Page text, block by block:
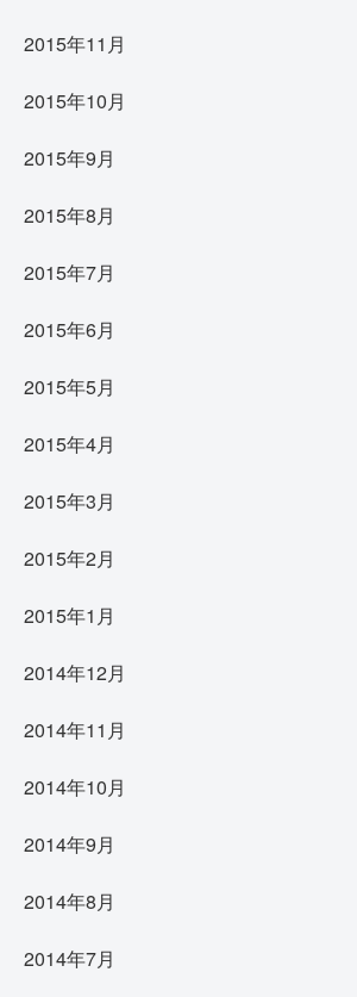
2015年11月
2015年10月
2015年9月
2015年8月
2015年7月
2015年6月
2015年5月
2015年4月
2015年3月
2015年2月
2015年1月
2014年12月
2014年11月
2014年10月
2014年9月
2014年8月
2014年7月